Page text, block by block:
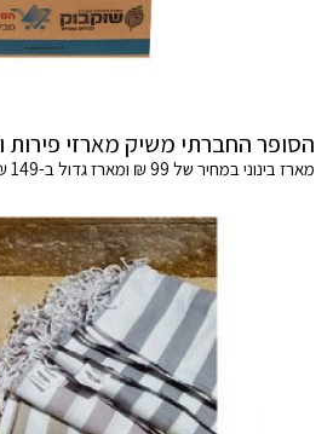
הסופר החברתי משיק מארזי פירות
מארז בינוני במחיר של 99 ₪ ומארז גדול ב-149 ₪.